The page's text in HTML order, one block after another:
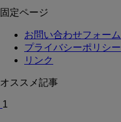
固定ページ
お問い合わせフォーム
プライバシーポリシー
リンク
オススメ記事
1